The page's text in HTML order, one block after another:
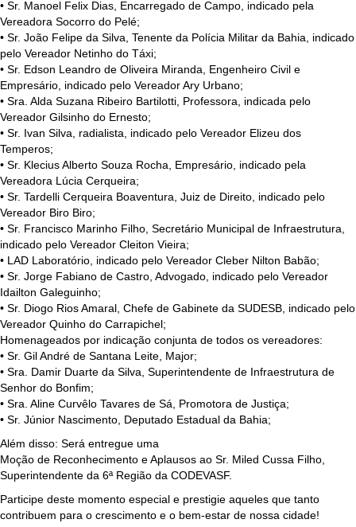
• Sr. Manoel Felix Dias, Encarregado de Campo, indicado pela
Vereadora Socorro do Pelé;
• Sr. João Felipe da Silva, Tenente da Polícia Militar da Bahia, indicado
pelo Vereador Netinho do Táxi;
• Sr. Edson Leandro de Oliveira Miranda, Engenheiro Civil e
Empresário, indicado pelo Vereador Ary Urbano;
• Sra. Alda Suzana Ribeiro Bartilotti, Professora, indicada pelo
Vereador Gilsinho do Ernesto;
• Sr. Ivan Silva, radialista, indicado pelo Vereador Elizeu dos
Temperos;
• Sr. Klecius Alberto Souza Rocha, Empresário, indicado pela
Vereadora Lúcia Cerqueira;
• Sr. Tardelli Cerqueira Boaventura, Juiz de Direito, indicado pelo
Vereador Biro Biro;
• Sr. Francisco Marinho Filho, Secretário Municipal de Infraestrutura,
indicado pelo Vereador Cleiton Vieira;
• LAD Laboratório, indicado pelo Vereador Cleber Nilton Babão;
• Sr. Jorge Fabiano de Castro, Advogado, indicado pelo Vereador
Idailton Galeguinho;
• Sr. Diogo Rios Amaral, Chefe de Gabinete da SUDESB, indicado pelo
Vereador Quinho do Carrapichel;
Homenageados por indicação conjunta de todos os vereadores:
• Sr. Gil André de Santana Leite, Major;
• Sra. Damir Duarte da Silva, Superintendente de Infraestrutura de
Senhor do Bonfim;
• Sra. Aline Curvêlo Tavares de Sá, Promotora de Justiça;
• Sr. Júnior Nascimento, Deputado Estadual da Bahia;
Além disso: Será entregue uma
Moção de Reconhecimento e Aplausos ao Sr. Miled Cussa Filho,
Superintendente da 6ª Região da CODEVASF.
Participe deste momento especial e prestigie aqueles que tanto
contribuem para o crescimento e o bem-estar de nossa cidade!